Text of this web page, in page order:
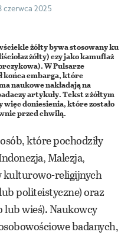
czerwca 2025
żółty bywa stosowany ku
żółty) czy jako kamuflaż
W Pulsarze
końca embarga, które
naukowe nakładają na
artykuły. Tekst z żółtym
więc doniesienia, które zostało
przed chwilą.
które pochodziły
Malezja,
kulturowo-religijnych
politeistyczne) oraz
lub wieś). Naukowcy
badanych,